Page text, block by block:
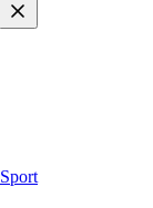
Sport